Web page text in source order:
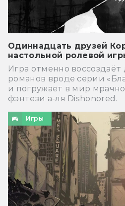
Одиннадцать друзей
настольной ролевой
Игра отменно воссоздаёт
романов вроде серии
и погружает в мир
фэнтези а-ля Dishonored.
Игры